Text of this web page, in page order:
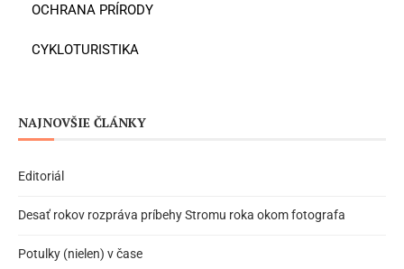
OCHRANA PRÍRODY
CYKLOTURISTIKA
NAJNOVŠIE ČLÁNKY
Editoriál
Desať rokov rozpráva príbehy Stromu roka okom fotografa
Potulky (nielen) v čase